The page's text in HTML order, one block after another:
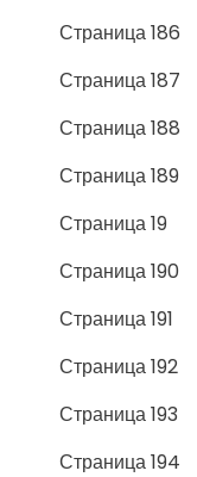
Страница 186
Страница 187
Страница 188
Страница 189
Страница 19
Страница 190
Страница 191
Страница 192
Страница 193
Страница 194